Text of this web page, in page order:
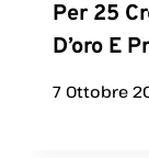
Per 25
D’oro E
7 Ottobre